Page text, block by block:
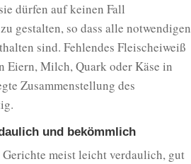
dürfen auf keinen Fall
gestalten, so dass alle notwendigen
sind. Fehlendes Fleischeiweiß
Eiern, Milch, Quark oder Käse in
Zusammenstellung des
und bekömmlich
meist leicht verdaulich, gut